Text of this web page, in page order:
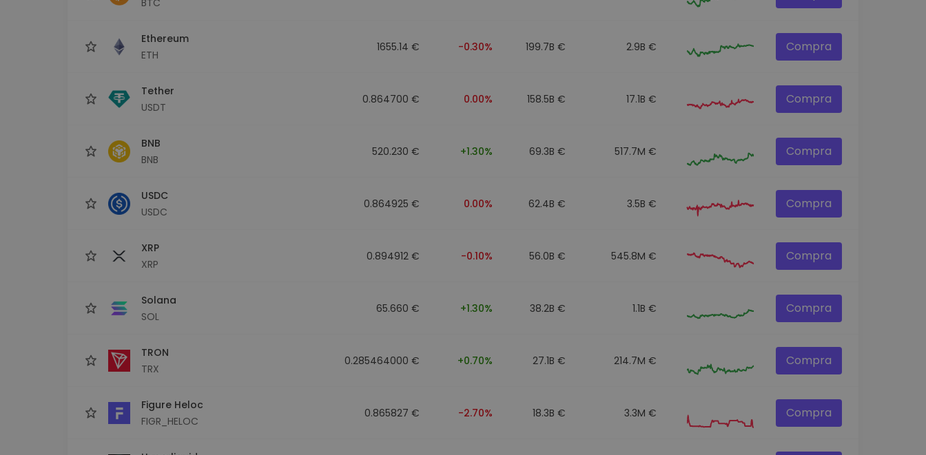
Ethereum
ETH
1655.14 € -0.30% 199.7B € 2.9B € Compra
Tether
USDT
0.864700 € 0.00% 158.5B € 17.1B € Compra
BNB
BNB
520.230 € +1.30% 69.3B € 517.7M € Compra
USDC
USDC
0.864925 € 0.00% 62.4B € 3.5B € Compra
XRP
XRP
0.894912 € -0.10% 56.0B € 545.8M € Compra
Solana
SOL
65.660 € +1.30% 38.2B € 1.1B € Compra
TRON
TRX
0.285464000 € +0.70% 27.1B € 214.7M € Compra
Figure Heloc
FIGR_HELOC
0.865827 € -2.70% 18.3B € 3.3M € Compra